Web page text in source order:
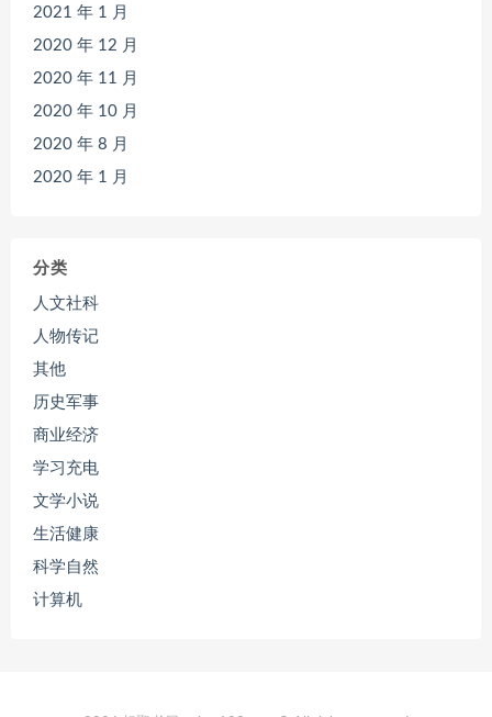
2021 年 1 月
2020 年 12 月
2020 年 11 月
2020 年 10 月
2020 年 8 月
2020 年 1 月
分类
人文社科
人物传记
其他
历史军事
商业经济
学习充电
文学小说
生活健康
科学自然
计算机